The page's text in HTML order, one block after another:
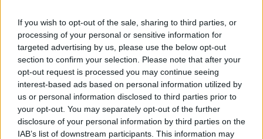
If you wish to opt-out of the sale, sharing to third parties, or
processing of your personal or sensitive information for
targeted advertising by us, please use the below opt-out
section to confirm your selection. Please note that after your
opt-out request is processed you may continue seeing
interest-based ads based on personal information utilized by
us or personal information disclosed to third parties prior to
your opt-out. You may separately opt-out of the further
disclosure of your personal information by third parties on the
IAB’s list of downstream participants. This information may
Leggi l'articolo:
Da Varese a Milano: sfilata di auto e moto d’epoca